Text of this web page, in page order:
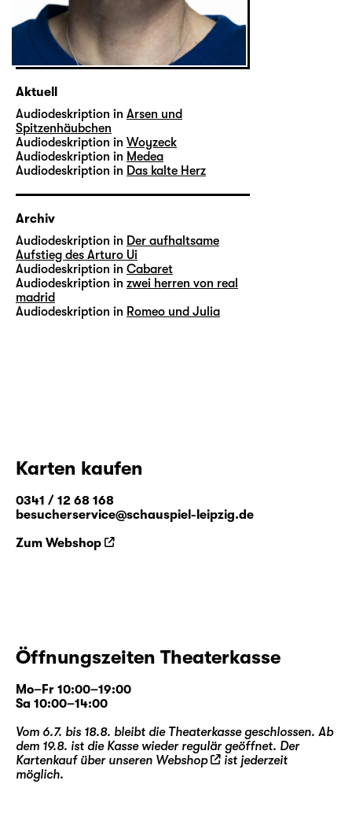
Aktuell
Audiodeskription in Arsen und
Spitzenhäubchen
Audiodeskription in Woyzeck
Audiodeskription in Medea
Audiodeskription in Das kalte Herz
Archiv
Audiodeskription in Der aufhaltsame
Aufstieg des Arturo Ui
Audiodeskription in Cabaret
Audiodeskription in zwei herren von real
madrid
Audiodeskription in Romeo und Julia
Karten kaufen
0341 / 12 68 168
besucherservice@schauspiel-leipzig.de
Zum Webshop
Öffnungszeiten Theaterkasse
Mo–Fr 10:00–19:00
Sa 10:00–14:00
Vom 6.7. bis 18.8. bleibt die Theaterkasse geschlossen. Ab
dem 19.8. ist die Kasse wieder regulär geöffnet. Der
Kartenkauf über unseren Webshop
ist jederzeit
möglich.